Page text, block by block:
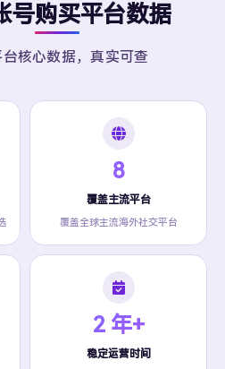
号购买平台数据
核心数据，真实可查
8
覆盖主流平台
覆盖全球主流海外社交平台
2 年+
稳定运营时间